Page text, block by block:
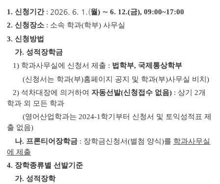
1. 신청기간 : 2026. 6. 1.(월) ∼ 6. 12.(금), 09:00~17:00
2. 신청장소 : 소속 학과(학부) 사무실
3. 신청방법
가. 성적장학금
1) 학과사무실에 신청서 제출 : 법학부, 국제통상학부
(신청서는 학과(부)홈페이지 공지 및 학과(부)사무실 비치 )
2) 석차대장에 의거하여 자동선발(신청접수 없음) : 상기 2개
학과 외 모든 학과
(영어산업학과는 2024-1학기부터 신청서 및 토익성적표 제
출 없음)
나. 프론티어장학금 : 장학금신청서(별첨 양식)를 학과사무실
에 제출
4. 장학종류별 선발기준
가. 성적장학